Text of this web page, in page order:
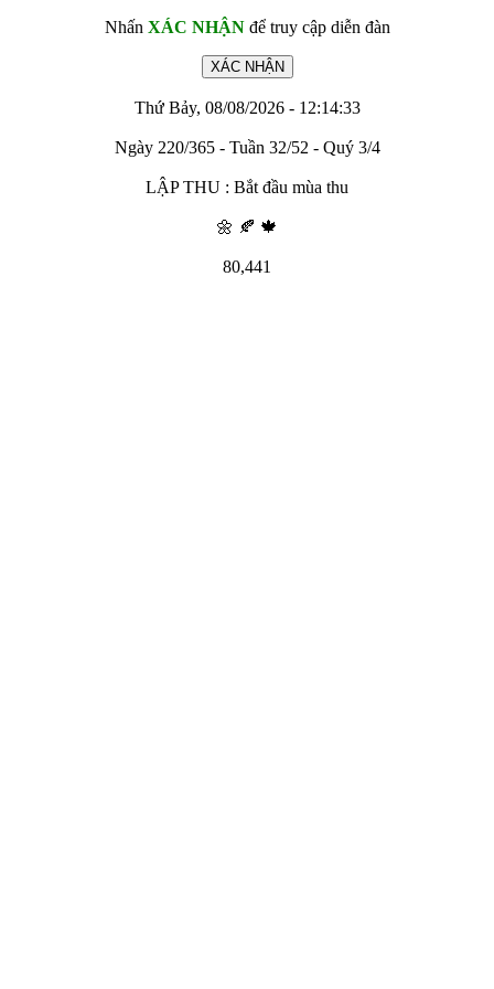
Nhấn XÁC NHẬNđể truy cập diễn đàn
Thứ Bảy, 08/08/2026 - 12:14:33
Ngày 220/365 - Tuần 32/52 - Quý 3/4
LẬP THU : Bắt đầu mùa thu
🌼 🍂 🍁
80,441